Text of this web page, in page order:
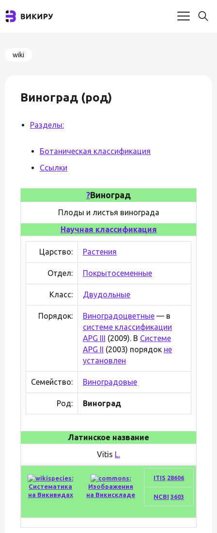
wiki
Виноград (род)
Разделы:
Ботаническая классификация
Ссылки
?Виноград
Плоды и листья винограда
Научная классификация
Царство: Растения
Отдел: Покрытосеменные
Класс: Двудольные
Порядок: Виноградоцветные — в
системе классификации
APG III (2009). В Системе
APG II (2003) порядок не
установлен
Семейство: Виноградовые
Род: Виноград
Латинское название
Vitis L.
Систематика
на Викивидах
Изображения
на Викискладе
ITIS 28606
NCBI 3603